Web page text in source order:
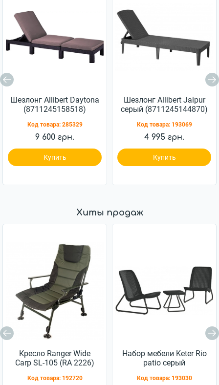
Шезлонг Allibert Daytona
(8711245158518)
Код товара: 285329
9 600 грн.
Купить
Шезлонг Allibert Jaipur
серый (8711245144870)
Код товара: 193069
4 995 грн.
Купить
Хиты продаж
Кресло Ranger Wide
Carp SL-105 (RA 2226)
Код товара: 192720
Набор мебели Keter Rio
patio серый
Код товара: 193030